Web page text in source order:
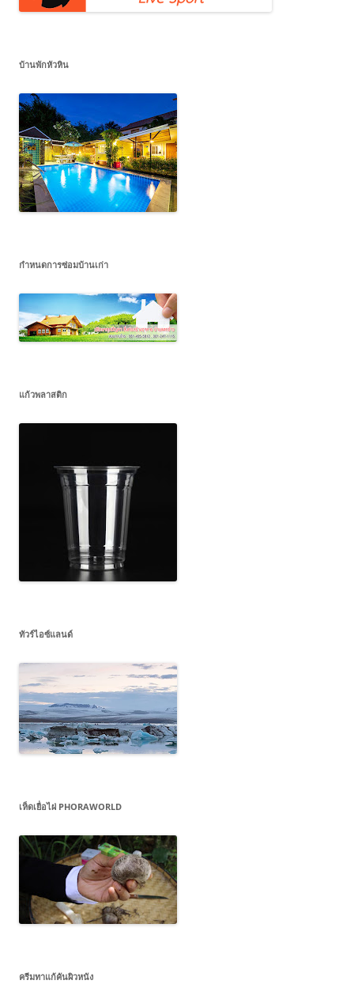
บ้านพักหัวหิน
กำหนดการซ่อมบ้านเก่า
แก้วพลาสติก
ทัวร์ไอซ์แลนด์
เห็ดเยื่อไผ่ PHORAWORLD
ครีมทาแก้คันผิวหนัง